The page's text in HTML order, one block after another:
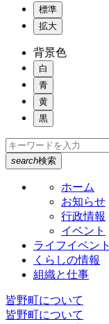
標準
拡大
背景色
白
青
黄
黒
search検索
ホーム
お知らせ
行政情報
イベント
ライフイベント
くらしの情報
組織と仕事
皆野町について
皆野町について